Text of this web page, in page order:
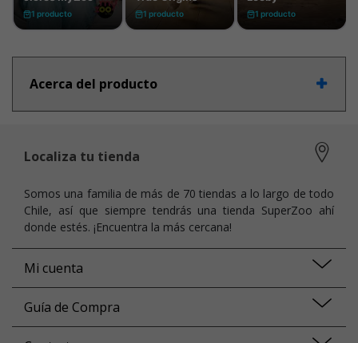
Acerca del producto
Localiza tu tienda
Somos una familia de más de 70 tiendas a lo largo de todo
Chile, así que siempre tendrás una tienda SuperZoo ahí
donde estés. ¡Encuentra la más cercana!
Mi cuenta
Guía de Compra